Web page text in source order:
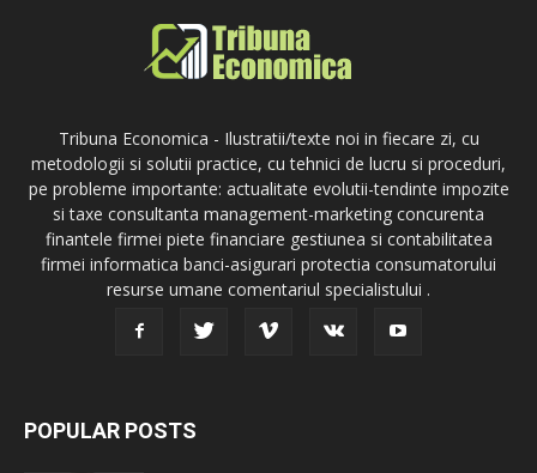
Tribuna Economica - Ilustratii/texte noi in fiecare zi, cu
metodologii si solutii practice, cu tehnici de lucru si proceduri,
pe probleme importante: actualitate evolutii-tendinte impozite
si taxe consultanta management-marketing concurenta
finantele firmei piete financiare gestiunea si contabilitatea
firmei informatica banci-asigurari protectia consumatorului
resurse umane comentariul specialistului .
POPULAR POSTS